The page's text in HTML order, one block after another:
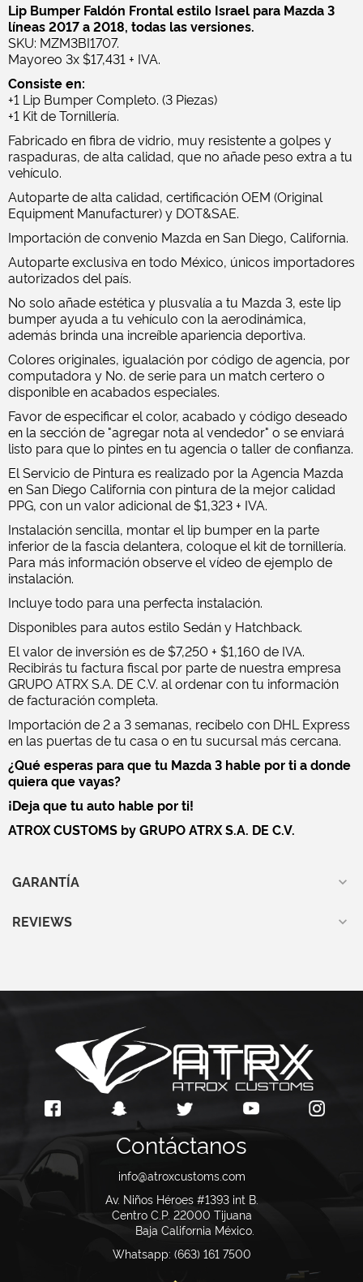
Lip Bumper Faldón Frontal estilo Israel para Mazda 3
líneas 2017 a 2018, todas las versiones.
SKU: MZM3BI1707.
Mayoreo 3x $17,431 + IVA.
Consiste en:
+1 Lip Bumper Completo. (3 Piezas)
+1 Kit de Tornillería.
Fabricado en fibra de vidrio, muy resistente a golpes y
raspaduras, de alta calidad, que no añade peso extra a tu
vehículo.
Autoparte de alta calidad, certificación OEM (Original
Equipment Manufacturer) y DOT&SAE.
Importación de convenio Mazda en San Diego, California.
Autoparte exclusiva en todo México, únicos importadores
autorizados del país.
No solo añade estética y plusvalía a tu Mazda 3, este lip
bumper ayuda a tu vehículo con la aerodinámica,
además brinda una increíble apariencia deportiva.
Colores originales, igualación por código de agencia, por
computadora y No. de serie para un match certero o
disponible en acabados especiales.
Favor de especificar el color, acabado y código deseado
en la sección de "agregar nota al vendedor" o se enviará
listo para que lo pintes en tu agencia o taller de confianza.
El Servicio de Pintura es realizado por la Agencia Mazda
en San Diego California con pintura de la mejor calidad
PPG, con un valor adicional de $1,323 + IVA.
Instalación sencilla, montar el lip bumper en la parte
inferior de la fascia delantera, coloque el kit de tornillería.
Para más información observe el vídeo de ejemplo de
instalación.
Incluye todo para una perfecta instalación.
Disponibles para autos estilo Sedán y Hatchback.
El valor de inversión es de $7,250 + $1,160 de IVA.
Recibirás tu factura fiscal por parte de nuestra empresa
GRUPO ATRX S.A. DE C.V. al ordenar con tu información
de facturación completa.
Importación de 2 a 3 semanas, recíbelo con DHL Express
en las puertas de tu casa o en tu sucursal más cercana.
¿Qué esperas para que tu Mazda 3 hable por ti a donde
quiera que vayas?
¡Deja que tu auto hable por ti!
ATROX CUSTOMS by GRUPO ATRX S.A. DE C.V.
GARANTÍA
REVIEWS
Contáctanos
info@atroxcustoms.com
Av. Niños Héroes #1393 int B.
Centro C.P. 22000 Tijuana
Baja California México.
Whatsapp: (663) 161 7500